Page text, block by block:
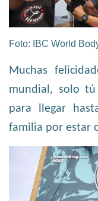
Foto: IBC World
Muchas
mundial, solo
para llegar
familia por estar